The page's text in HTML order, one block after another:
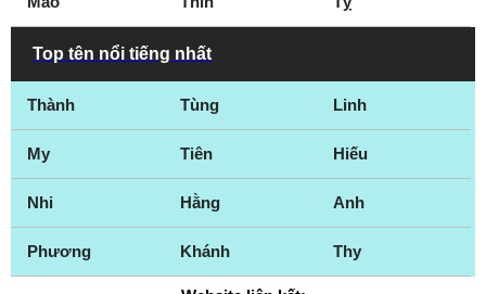
Top tên nổi tiếng nhất
Thành Tùng Linh
My Tiên Hiếu
Nhi Hằng Anh
Phương Khánh Thy